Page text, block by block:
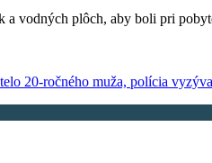
vodných plôch, aby boli pri
20-ročného muža, polícia